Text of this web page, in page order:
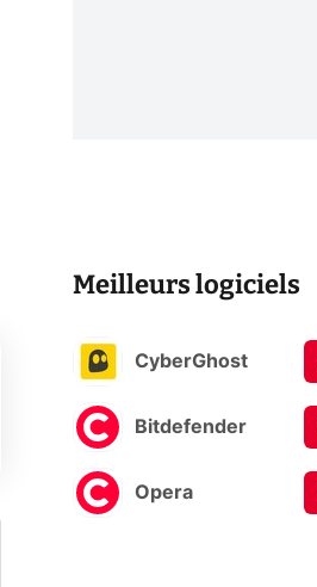
Meilleurs logiciels
CyberGhost
Bitdefender
Opera